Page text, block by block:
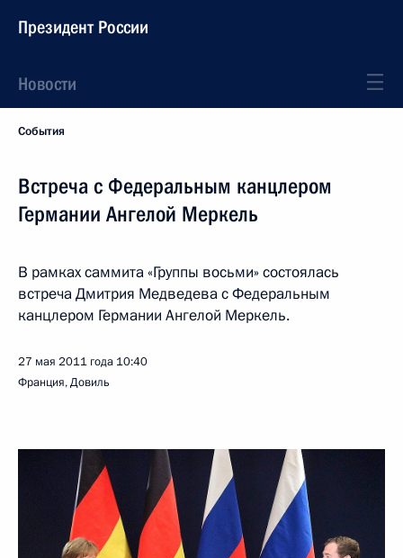
Президент России
Новости
События
Встреча с Федеральным канцлером
Германии Ангелой Меркель
В рамках саммита «Группы восьми» состоялась
встреча Дмитрия Медведева с Федеральным
канцлером Германии Ангелой Меркель.
27 мая 2011 года 10:40
Франция, Довиль